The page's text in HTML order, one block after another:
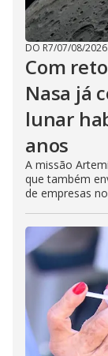
DO R7/07/08/2026
Com
Nasa já
lunar
anos
A missão
que também
de empresas